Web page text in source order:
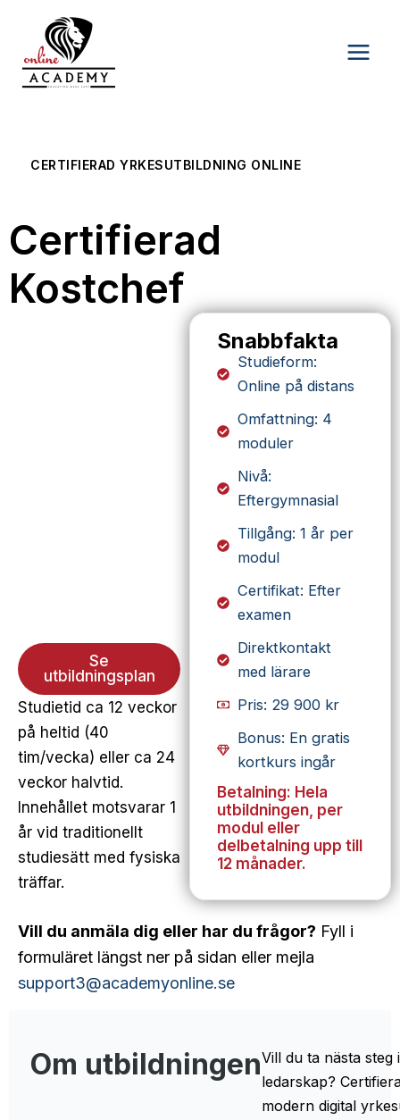
content
CERTIFIERAD YRKESUTBILDNING ONLINE
Certifierad
Kostchef
Se
utbildningsplan
Studietid ca 12 veckor
på heltid (40
tim/vecka) eller ca 24
veckor halvtid.
Innehållet motsvarar 1
år vid traditionellt
studiesätt med fysiska
träffar.
Snabbfakta
Studieform:
Online på distans
Omfattning: 4
moduler
Nivå:
Eftergymnasial
Tillgång: 1 år per
modul
Certifikat: Efter
examen
Direktkontakt
med lärare
Pris: 29 900 kr
Bonus: En gratis
kortkurs ingår
Betalning: Hela
utbildningen, per
modul eller
delbetalning upp till
12 månader.
Vill du anmäla dig eller har du frågor? Fyll i
formuläret längst ner på sidan eller mejla
support3@academyonline.se
Om utbildningenVill du ta nästa
ledarskap?
modern digital